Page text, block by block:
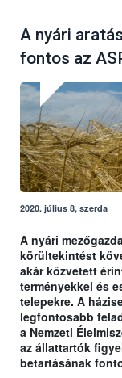
A nyári
fontos az
2020. július 8, szerda
A nyári
körültekintést
akár közvetett
terményekkel és
telepekre. A
legfontosabb
a Nemzeti
az állattartók
betartásának